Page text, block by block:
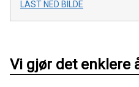
LAST NED BILDE
Vi gjør det enklere